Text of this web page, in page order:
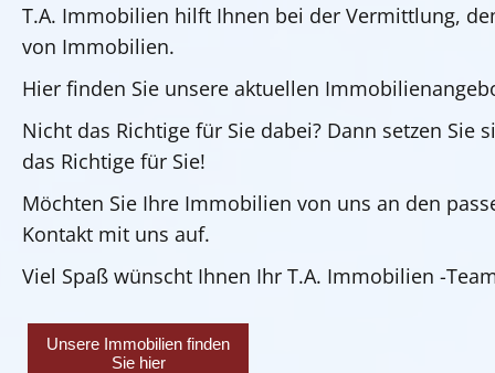
T.A. Immobilien hilft Ihnen bei der Vermittlung,
von Immobilien.
Hier finden Sie unsere aktuellen
Nicht das Richtige für Sie dabei? Dann setzen
das Richtige für Sie!
Möchten Sie Ihre Immobilien von uns an den
Kontakt mit uns auf.
Viel Spaß wünscht Ihnen Ihr T.A. Immobilien -
Unsere Immobilien finden
Sie hier